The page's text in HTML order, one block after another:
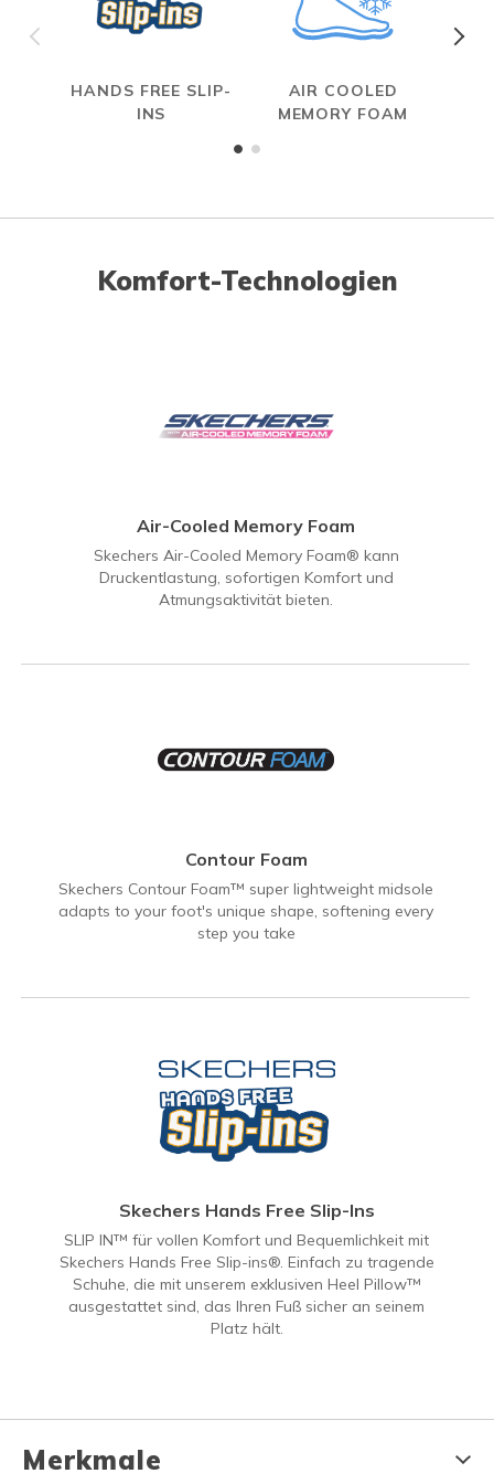
HANDS FREE SLIP-
INS
AIR COOLED
MEMORY FOAM
Komfort-Technologien
Air-Cooled Memory Foam
Skechers Air-Cooled Memory Foam® kann
Druckentlastung, sofortigen Komfort und
Atmungsaktivität bieten.
Contour Foam
Skechers Contour Foam™ super lightweight midsole
adapts to your foot's unique shape, softening every
step you take
Skechers Hands Free Slip-Ins
SLIP IN™ für vollen Komfort und Bequemlichkeit mit
Skechers Hands Free Slip-ins®. Einfach zu tragende
Schuhe, die mit unserem exklusiven Heel Pillow™
ausgestattet sind, das Ihren Fuß sicher an seinem
Platz hält.
Merkmale